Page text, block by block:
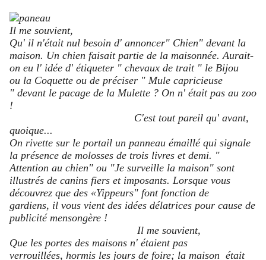
Il me souvient,
Qu' il n'était nul besoin d' annoncer" Chien" devant la
maison. Un chien faisait partie de la maisonnée. Aurait-
on eu l' idée d' étiqueter " chevaux de trait " le Bijou
ou la Coquette ou de préciser " Mule capricieuse
" devant le pacage de la Mulette ? On n' était pas au zoo
!
C'est tout pareil qu' avant,
quoique...
On rivette sur le portail un panneau émaillé qui signale
la présence de molosses de trois livres et demi. "
Attention au chien" ou "Je surveille la maison" sont
illustrés de canins fiers et imposants. Lorsque vous
découvrez que des «Yippeurs" font fonction de
gardiens, il vous vient des idées délatrices pour cause de
publicité mensongère !
Il me souvient,
Que les portes des maisons n' étaient pas
verrouillées, hormis les jours de foire; la maison était